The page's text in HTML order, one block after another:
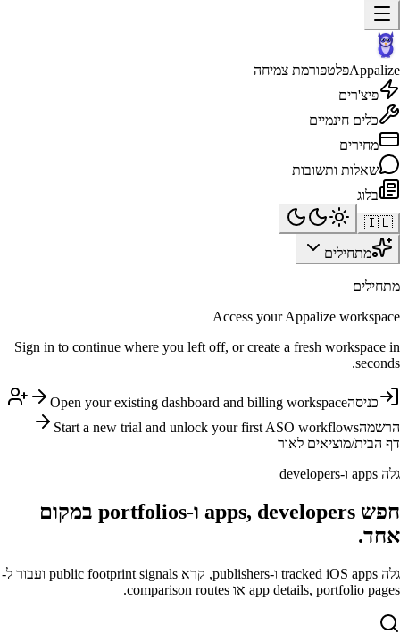
Appalizeפלטפורמת צמיחה
פיצ'רים
כלים חינמיים
מחירים
שאלות ותשובות
בלוג
🇮🇱
מתחילים
מתחילים
Access your Appalize workspace
Sign in to continue where you left off, or create a fresh workspace in
seconds.
כניסהOpen your existing dashboard and billing workspace
הרשמהStart a new trial and unlock your first ASO workflows
דף הבית/מוציאים לאור
גלה apps ו-developers
חפש apps, developers ו-portfolios במקום
אחד.
גלה tracked iOS apps ו-publishers, קרא public footprint signals ועבור ל-
app details, portfolio pages או comparison routes.